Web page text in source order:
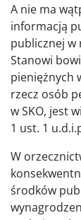
A nie ma
informacją
publicznej w
Stanowi
pieniężnych
rzecz osób
w SKO, jest
1 ust. 1
W
środków